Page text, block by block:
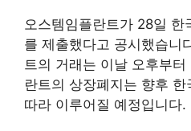
오스템임플란트가 28일 한
를 제출했다고 공시했습니
트의 거래는 이날 오후부
란트의 상장폐지는 향후
따라 이루어질 예정입니다.